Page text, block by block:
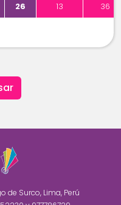
26 13 36
de Surco, Lima, Perú